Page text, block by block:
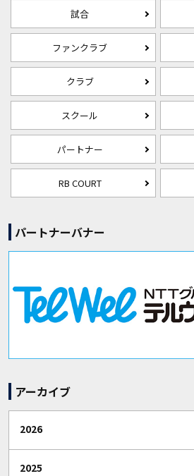
試合
ファンクラブ
クラブ
スクール
パートナー
RB COURT
パートナーバナー
アーカイブ
2026
2025